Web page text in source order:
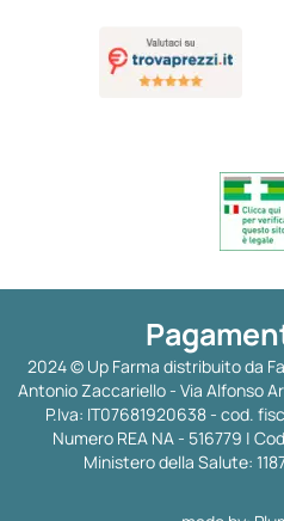
2024 © Up Farma distribuito da
Antonio Zaccariello - Via Alfonso
P.Iva: IT07681920638 - cod.
Numero REA NA - 516779 |
Ministero della Salute: